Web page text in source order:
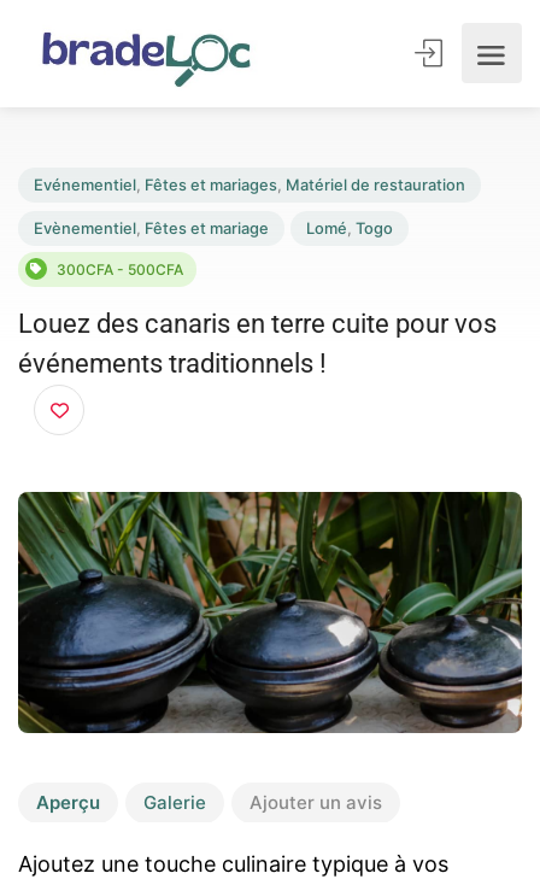
Evénementiel Fêtes et mariages
Evènementiel,Fêtes et mariage
300CFA - 500CFA
Louez des canaris en terre cuite pour vos
événements traditionnels !
Aperçu Galerie Ajouter un avis
Ajoutez une touche culinaire typique à vos